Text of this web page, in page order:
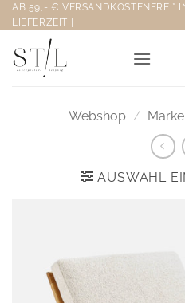
Zum
Inhalt
springen
AB 59,- € VERSANDKOSTENFREI*
LIEFERZEIT |
Webshop /
AUSWAHL